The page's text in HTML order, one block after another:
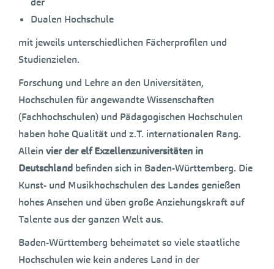
Dualen Hochschule
mit jeweils unterschiedlichen Fächerprofilen und
Studienzielen.
Forschung und Lehre an den Universitäten,
Hochschulen für angewandte Wissenschaften
(Fachhochschulen) und Pädagogischen Hochschulen
haben hohe Qualität und z.T. internationalen Rang.
Allein vier der elf Exzellenzuniversitäten in
Deutschland befinden sich in Baden-Württemberg. Die
Kunst- und Musikhochschulen des Landes genießen
hohes Ansehen und üben große Anziehungskraft auf
Talente aus der ganzen Welt aus.
Baden-Württemberg beheimatet so viele staatliche
Hochschulen wie kein anderes Land in der